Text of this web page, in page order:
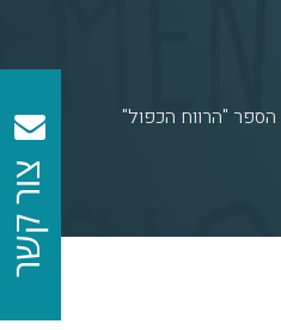
הספר "הרווח הכפול"
צור קשר